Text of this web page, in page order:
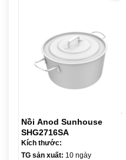
Nồi Anod Sunhouse
SHG2716SA
Kích thước:
TG sản xuất: 10 ngày